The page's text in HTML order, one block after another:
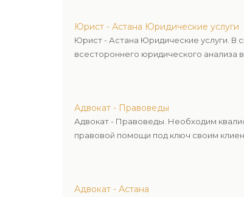
Юрист - Астана Юридические услуги
Юрист - Астана Юридические услуги. В
всестороннего юридического анализа
Адвокат - Правоведы
Адвокат - Правоведы. Необходим
правовой помощи под ключ своим
Адвокат - Астана